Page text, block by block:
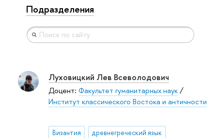
Подразделения
Луховицкий Лев Всеволодович
Доцент: Факультет гуманитарных наук/
Институт классического Востока и античности
Византия древнегреческий язык